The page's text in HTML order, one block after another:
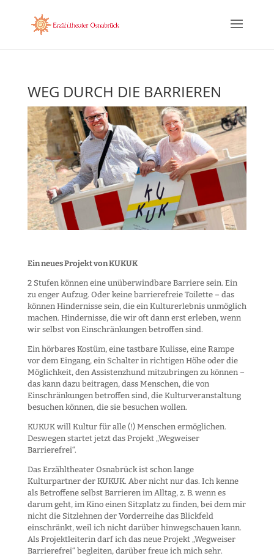
WEG DURCH DIE BARRIEREN
Ein neues Projekt von KUKUK
2 Stufen können eine unüberwindbare Barriere sein. Ein
zu enger Aufzug. Oder keine barrierefreie Toilette – das
können Hindernisse sein, die ein Kulturerlebnis unmöglich
machen. Hindernisse, die wir oft dann erst erleben, wenn
wir selbst von Einschränkungen betroffen sind.
Ein hörbares Kostüm, eine tastbare Kulisse, eine Rampe
vor dem Eingang, ein Schalter in richtigen Höhe oder die
Möglichkeit, den Assistenzhund mitzubringen zu können –
das kann dazu beitragen, dass Menschen, die von
Einschränkungen betroffen sind, die Kulturveranstaltung
besuchen können, die sie besuchen wollen.
KUKUK will Kultur für alle (!) Menschen ermöglichen.
Deswegen startet jetzt das Projekt „Wegweiser
Barrierefrei“.
Das Erzähltheater Osnabrück ist schon lange
Kulturpartner der KUKUK. Aber nicht nur das. Ich kenne
als Betroffene selbst Barrieren im Alltag, z. B. wenn es
darum geht, im Kino einen Sitzplatz zu finden, bei dem mir
nicht die Sitzlehnen der Vorderreihe das Blickfeld
einschränkt, weil ich nicht darüber hinwegschauen kann.
Als Projektleiterin darf ich das neue Projekt „Wegweiser
Barrierefrei“ begleiten, darüber freue ich mich sehr.